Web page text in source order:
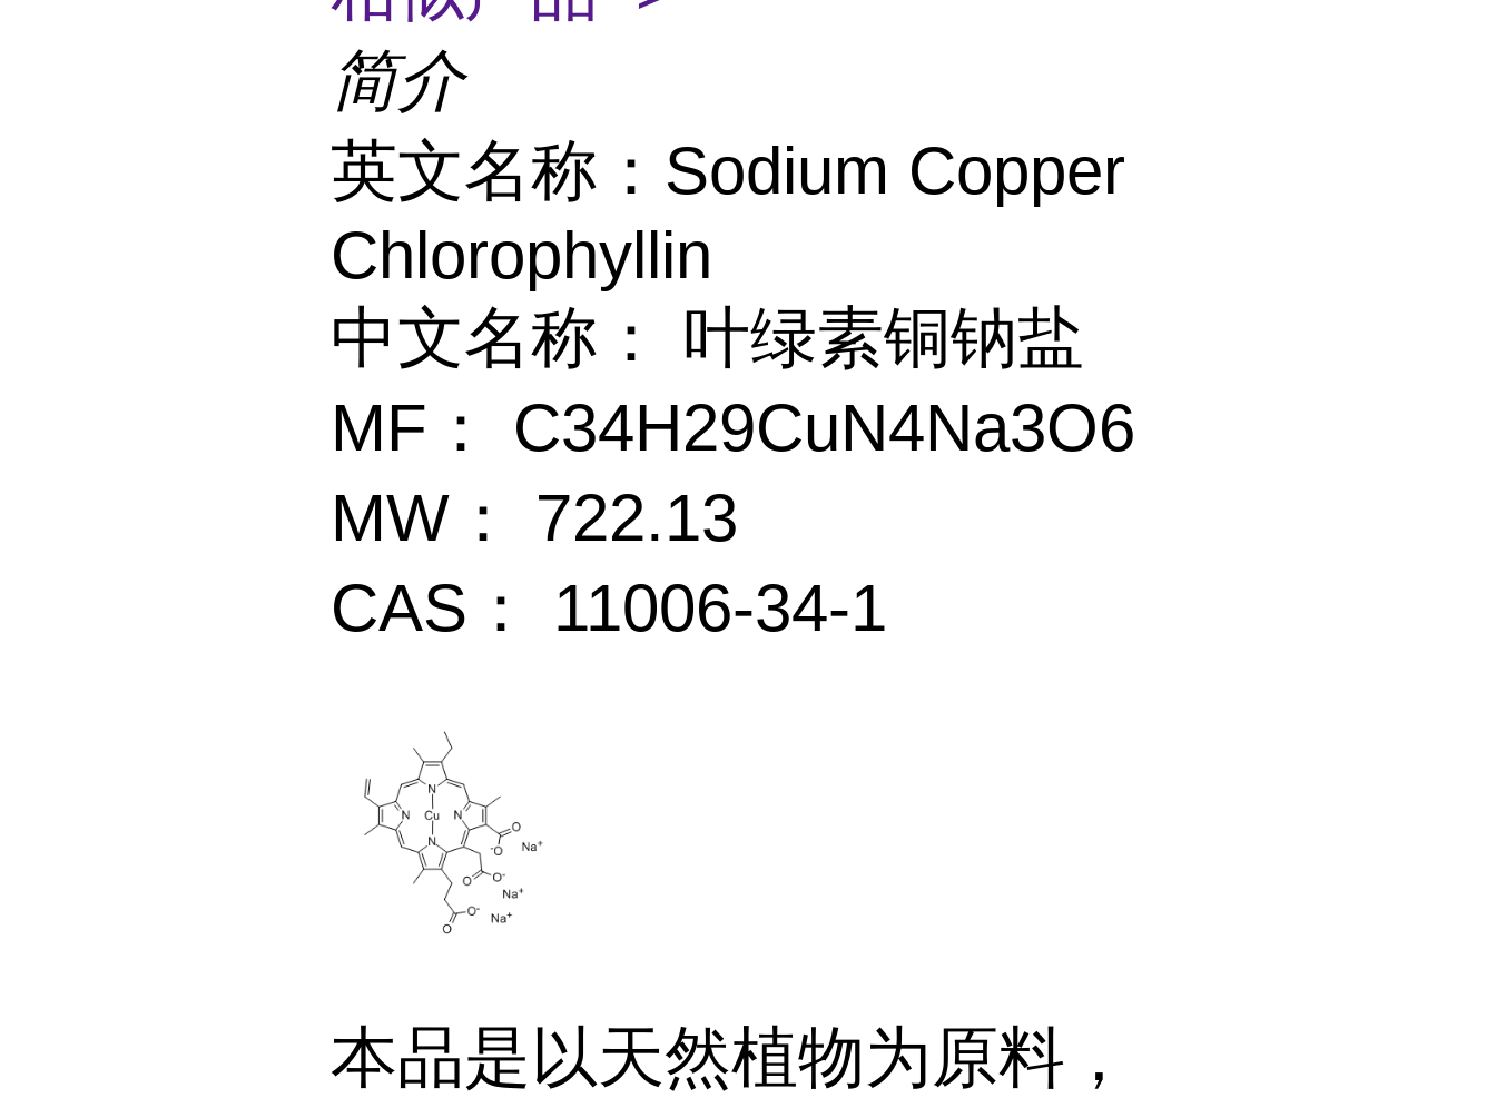
简介
英文名称：Sodium Copper
Chlorophyllin
中文名称： 叶绿素铜钠盐
MF： C34H29CuN4Na3O6
MW： 722.13
CAS： 11006-34-1
本品是以天然植物为原料，